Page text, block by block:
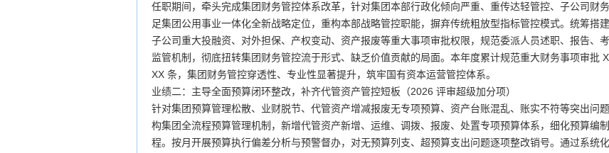
任职期间，牵头完成集团财务管控体系改革，针对集团本部行政化倾向严重、重传达轻管控、子公司财
足集团公用事业一体化全新战略定位，重构本部战略管控职能，摒弃传统粗放型指标管控模式。统筹搭
子公司重大投融资、对外担保、产权变动、资产报废等重大事项审批权限，规范委派人员述职、报告、
监管机制，彻底扭转集团财务管控流于形式、缺乏价值贡献的局面。本年度累计规范重大财务事项审批
XX 条，集团财务管控穿透性、专业性显著提升，筑牢国有资本运营管控体系。
业绩二：主导全面预算闭环整改，补齐代管资产管控短板（2026 评审超级加分项）
针对集团预算管理松散、业财脱节、代管资产增减报废无专项预算、资产台账混乱、账实不符等突出问
构集团全流程预算管理机制，新增代管资产新增、运维、调拨、报废、处置专项预算体系，细化预算编
程。按月开展预算执行偏差分析与预警督办，对无预算列支、超预算支出问题逐项整改销号。通过系统